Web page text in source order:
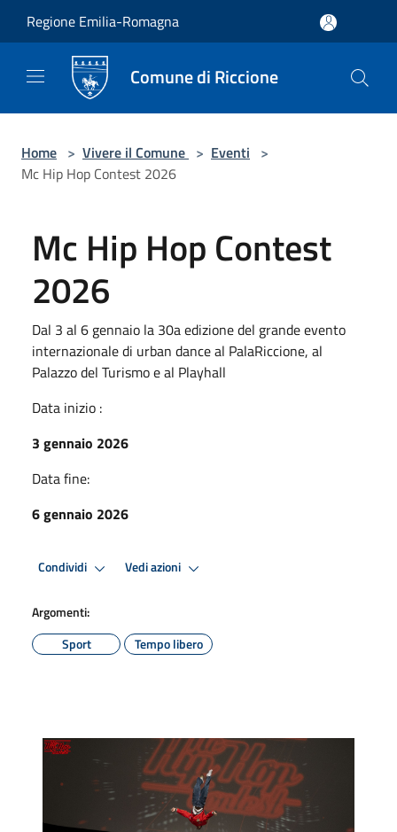
Regione Emilia-Romagna
Comune di Riccione
Home > Vivere il Comune > Eventi >
Mc Hip Hop Contest 2026
Mc Hip Hop Contest
2026
Dal 3 al 6 gennaio la 30a edizione del grande evento
internazionale di urban dance al PalaRiccione, al
Palazzo del Turismo e al Playhall
Data inizio :
3 gennaio 2026
Data fine:
6 gennaio 2026
Condividi Vedi azioni
Argomenti:
Sport
Tempo libero